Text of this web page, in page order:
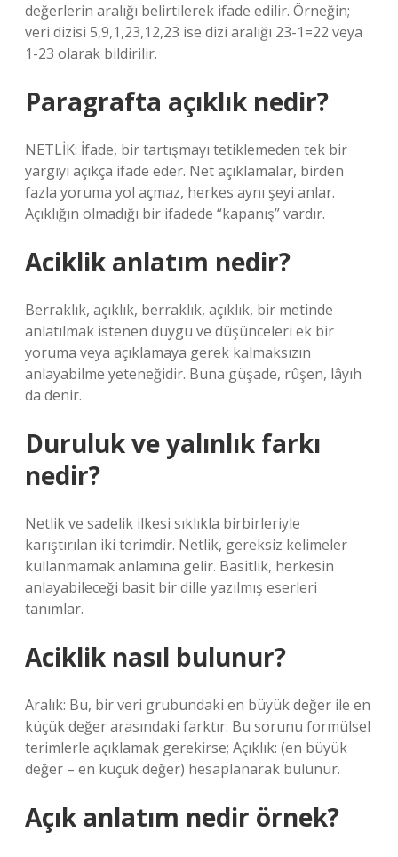
değerlerin aralığı belirtilerek ifade edilir. Örneğin;
veri dizisi 5,9,1,23,12,23 ise dizi aralığı 23-1=22 veya
1-23 olarak bildirilir.
Paragrafta açıklık nedir?
NETLİK: İfade, bir tartışmayı tetiklemeden tek bir
yargıyı açıkça ifade eder. Net açıklamalar, birden
fazla yoruma yol açmaz, herkes aynı şeyi anlar.
Açıklığın olmadığı bir ifadede “kapanış” vardır.
Aciklik anlatım nedir?
Berraklık, açıklık, berraklık, açıklık, bir metinde
anlatılmak istenen duygu ve düşünceleri ek bir
yoruma veya açıklamaya gerek kalmaksızın
anlayabilme yeteneğidir. Buna güşade, rûşen, lâyıh
da denir.
Duruluk ve yalınlık farkı
nedir?
Netlik ve sadelik ilkesi sıklıkla birbirleriyle
karıştırılan iki terimdir. Netlik, gereksiz kelimeler
kullanmamak anlamına gelir. Basitlik, herkesin
anlayabileceği basit bir dille yazılmış eserleri
tanımlar.
Aciklik nasıl bulunur?
Aralık: Bu, bir veri grubundaki en büyük değer ile en
küçük değer arasındaki farktır. Bu sorunu formülsel
terimlerle açıklamak gerekirse; Açıklık: (en büyük
değer – en küçük değer) hesaplanarak bulunur.
Açık anlatım nedir örnek?